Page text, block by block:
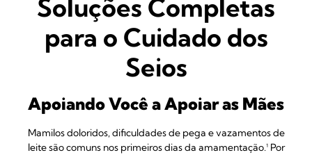
Soluções Completas
para o Cuidado dos
Seios
Apoiando Você a Apoiar as Mães
Mamilos doloridos, dificuldades de pega e vazamentos de
leite são comuns nos primeiros dias da amamentação.¹ Por